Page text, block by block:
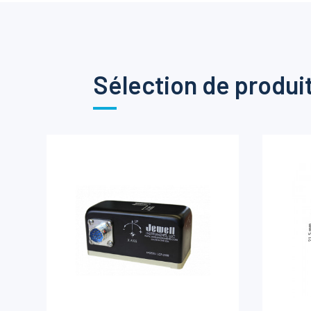
Sélection de